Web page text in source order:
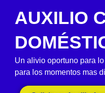
AUXILIO
Un alivio oportuno para
para los momentos mas